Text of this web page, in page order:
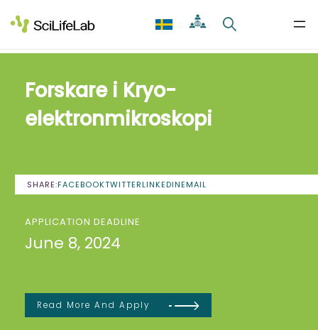
to
content
Forskare i Kryo-
elektronmikroskopi
SHARE:FACEBOOKTWITTERLINKEDINEMAIL
APPLICATION DEADLINE
June 8, 2024
Read More And Apply